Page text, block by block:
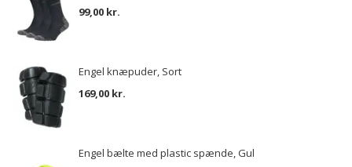
99,00 kr.
Engel knæpuder, Sort
169,00 kr.
Engel bælte med plastic spænde, Gul